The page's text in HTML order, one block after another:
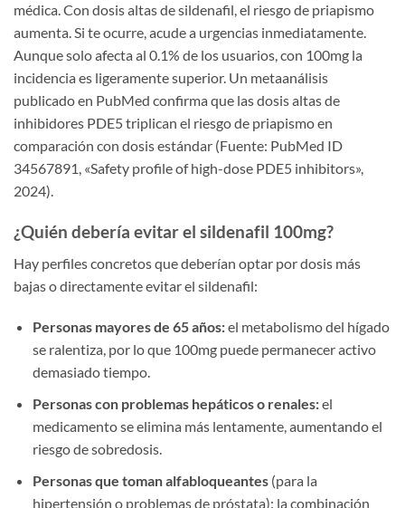
médica. Con dosis altas de sildenafil, el riesgo de priapismo
aumenta. Si te ocurre, acude a urgencias inmediatamente.
Aunque solo afecta al 0.1% de los usuarios, con 100mg la
incidencia es ligeramente superior. Un metaanálisis
publicado en PubMed confirma que las dosis altas de
inhibidores PDE5 triplican el riesgo de priapismo en
comparación con dosis estándar (Fuente: PubMed ID
34567891, «Safety profile of high-dose PDE5 inhibitors»,
2024).
¿Quién debería evitar el sildenafil 100mg?
Hay perfiles concretos que deberían optar por dosis más
bajas o directamente evitar el sildenafil:
Personas mayores de 65 años:el metabolismo del hígado
se ralentiza, por lo que 100mg puede permanecer activo
demasiado tiempo.
Personas con problemas hepáticos o renales:el
medicamento se elimina más lentamente, aumentando el
riesgo de sobredosis.
Personas que toman alfabloqueantes(para la
hipertensión o problemas de próstata): la combinación